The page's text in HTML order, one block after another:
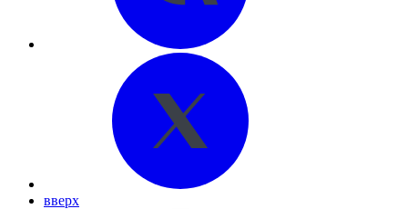
вверх